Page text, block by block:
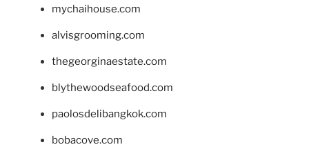
mychaihouse.com
alvisgrooming.com
thegeorginaestate.com
blythewoodseafood.com
paolosdelibangkok.com
bobacove.com